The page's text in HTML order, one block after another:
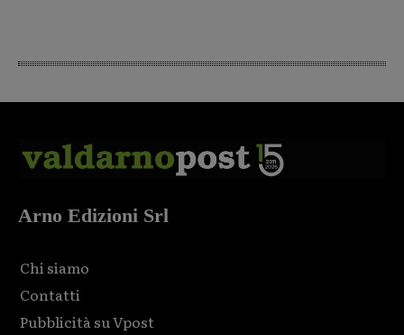
Arno Edizioni Srl
Chi siamo
Contatti
Pubblicità su Vpost